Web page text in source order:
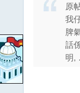
原
我
脾
話
明,